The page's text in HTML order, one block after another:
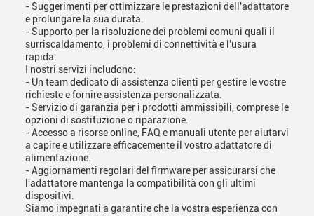
- Suggerimenti per ottimizzare le prestazioni dell'adattatore
e prolungare la sua durata.
- Supporto per la risoluzione dei problemi comuni quali il
surriscaldamento, i problemi di connettività e l'usura
rapida.
I nostri servizi includono:
- Un team dedicato di assistenza clienti per gestire le vostre
richieste e fornire assistenza personalizzata.
- Servizio di garanzia per i prodotti ammissibili, comprese le
opzioni di sostituzione o riparazione.
- Accesso a risorse online, FAQ e manuali utente per aiutarvi
a capire e utilizzare efficacemente il vostro adattatore di
alimentazione.
- Aggiornamenti regolari del firmware per assicurarsi che
l'adattatore mantenga la compatibilità con gli ultimi
dispositivi.
Siamo impegnati a garantire che la vostra esperienza con